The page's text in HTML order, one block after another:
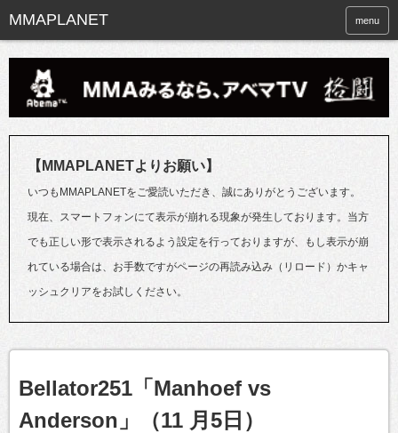
menu
【MMAPLANETよりお願い】
いつもMMAPLANETをご愛読いただき、誠にありがとうございます。
現在、スマートフォンにて表示が崩れる現象が発生しております。当方
でも正しい形で表示されるよう設定を行っておりますが、もし表示が崩
れている場合は、お手数ですがページの再読み込み（リロード）かキャ
ッシュクリアをお試しください。
Bellator251「Manhoef vs
Anderson」（11 月5日）